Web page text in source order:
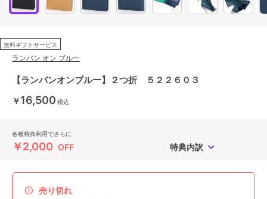
無料ギフトサービス
ランバン オン ブルー
【ランバンオンブルー】２つ折 ５２２６０３
￥16,500 税込
各種特典利用でさらに
￥2,000 OFF 特典内訳
売り切れ